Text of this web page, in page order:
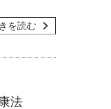
を読む
康法